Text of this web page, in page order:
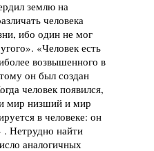
землю на
человека
ибо один не мог
«Человек есть
возвышенного в
он был создан
человек появился,
мир низший и мир
в человеке: он
Нетрудно найти
аналогичных